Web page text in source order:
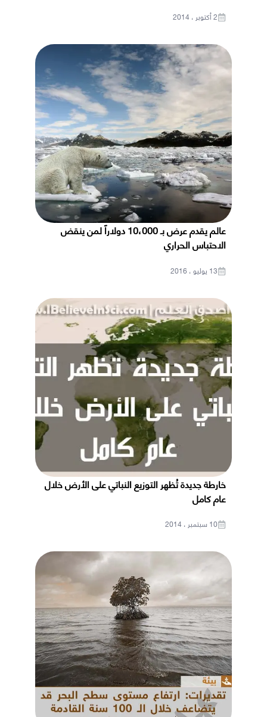
2 أكتوبر ، 2014
عالم يقدم عرض بـ 10،000 دولاراً لمن ينقض
الاحتباس الحراري
13 يوليو ، 2016
خارطة جديدة تُظهر التوزيع النباتي على الأرض خلال
عام كامل
10 سبتمبر ، 2014